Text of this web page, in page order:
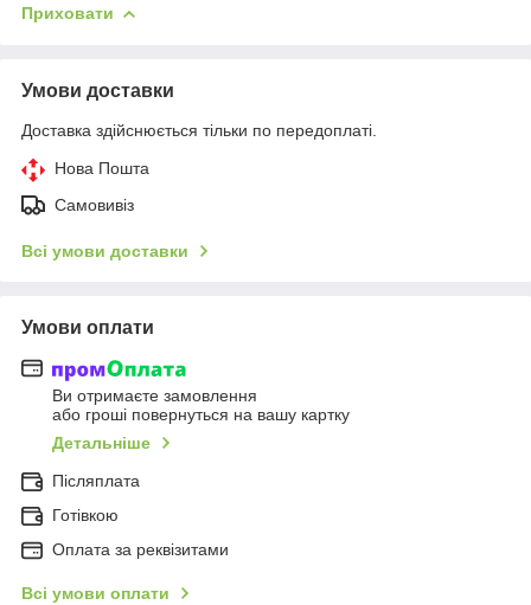
Приховати
Умови доставки
Доставка здійснюється тільки по передоплаті.
Нова Пошта
Самовивіз
Всі умови доставки
Умови оплати
Ви отримаєте замовлення
або гроші повернуться на вашу картку
Детальніше
Післяплата
Готівкою
Оплата за реквізитами
Всі умови оплати